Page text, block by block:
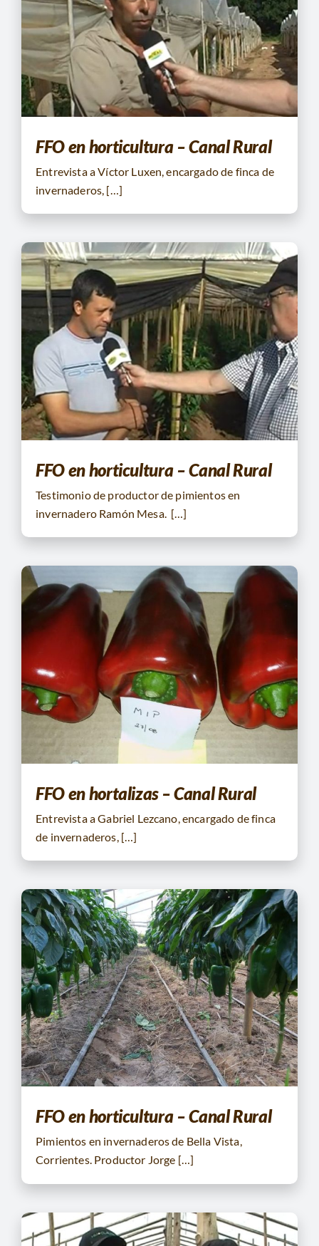
FFO en horticultura – Canal Rural
Entrevista a Víctor Luxen, encargado de finca de
invernaderos, […]
FFO en horticultura – Canal Rural
Testimonio de productor de pimientos en
invernadero Ramón Mesa. […]
FFO en hortalizas – Canal Rural
Entrevista a Gabriel Lezcano, encargado de finca
de invernaderos, […]
FFO en horticultura – Canal Rural
Pimientos en invernaderos de Bella Vista,
Corrientes. Productor Jorge […]